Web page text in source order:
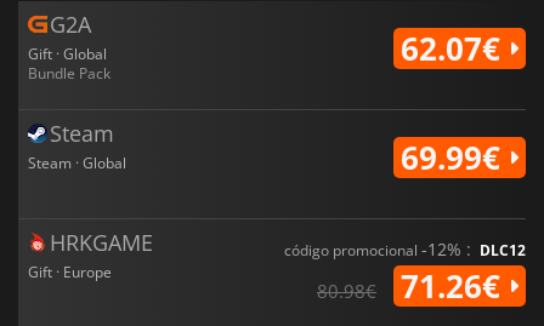
G2A
Gift · Global
Bundle Pack
62.07€
Steam
Steam · Global 69.99€
HRKGAME
Gift · Europe
código promocional -12% : DLC12
80.98€ 71.26€